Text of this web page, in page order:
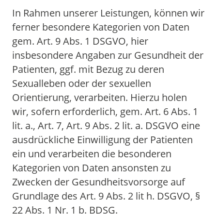
In Rahmen unserer Leistungen, können wir
ferner besondere Kategorien von Daten
gem. Art. 9 Abs. 1 DSGVO, hier
insbesondere Angaben zur Gesundheit der
Patienten, ggf. mit Bezug zu deren
Sexualleben oder der sexuellen
Orientierung, verarbeiten. Hierzu holen
wir, sofern erforderlich, gem. Art. 6 Abs. 1
lit. a., Art. 7, Art. 9 Abs. 2 lit. a. DSGVO eine
ausdrückliche Einwilligung der Patienten
ein und verarbeiten die besonderen
Kategorien von Daten ansonsten zu
Zwecken der Gesundheitsvorsorge auf
Grundlage des Art. 9 Abs. 2 lit h. DSGVO, §
22 Abs. 1 Nr. 1 b. BDSG.